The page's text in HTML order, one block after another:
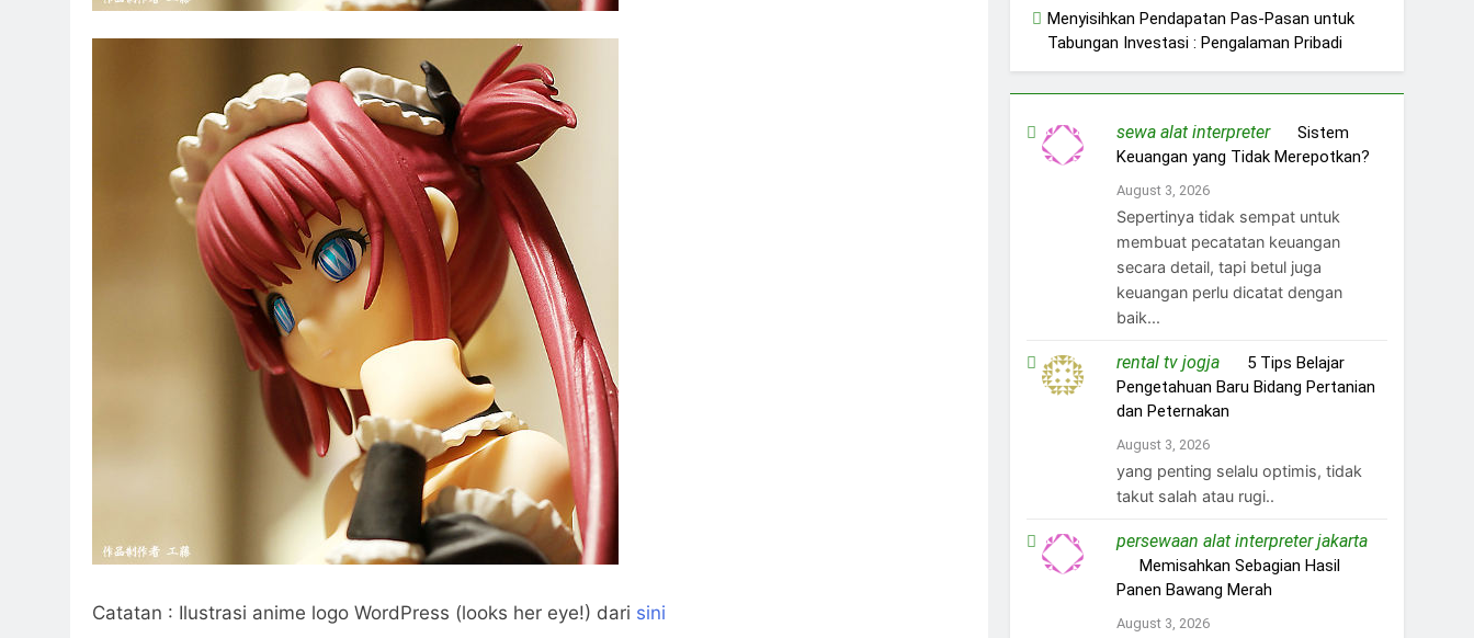
Catatan : Ilustrasi anime logo WordPress (looks her eye!) dari sini
Menyisihkan Pendapatan Pas-Pasan untuk
Tabungan Investasi : Pengalaman Pribadi
sewa alat interpreteron Sistem
Keuangan yang Tidak Merepotkan?
August 3, 2026
Sepertinya tidak sempat untuk
membuat pecatatan keuangan
secara detail, tapi betul juga
keuangan perlu dicatat dengan
baik...
rental tv jogjaon 5 Tips Belajar
Pengetahuan Baru Bidang Pertanian
dan Peternakan
August 3, 2026
yang penting selalu optimis, tidak
takut salah atau rugi..
persewaan alat interpreter jakarta
Memisahkan Sebagian Hasil
Panen Bawang Merah
August 3, 2026